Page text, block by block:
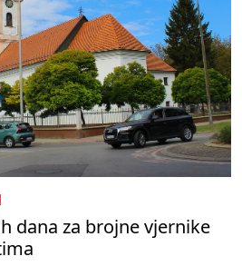
dana za brojne vjernike